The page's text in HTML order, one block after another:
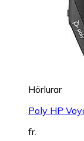
Hörlurar
Poly HP
fr.